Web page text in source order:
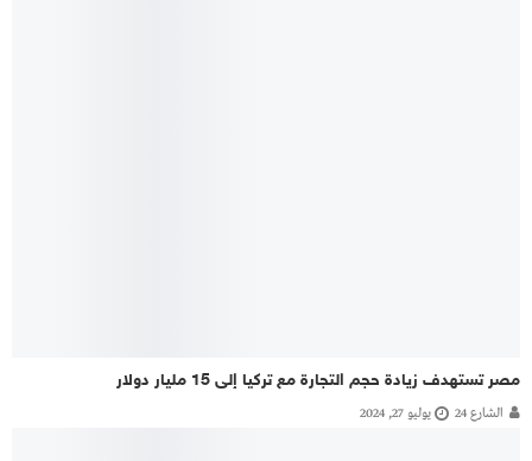
مصر تستهدف زيادة حجم التجارة مع تركيا إلى 15 مليار دولار
الشارع 24 يوليو 27, 2024